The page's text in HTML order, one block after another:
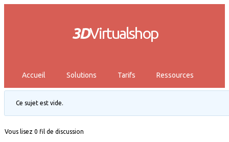
3DVirtualshop
Accueil Solutions Tarifs Ressources
Ce sujet est vide.
Vous lisez 0 fil de discussion